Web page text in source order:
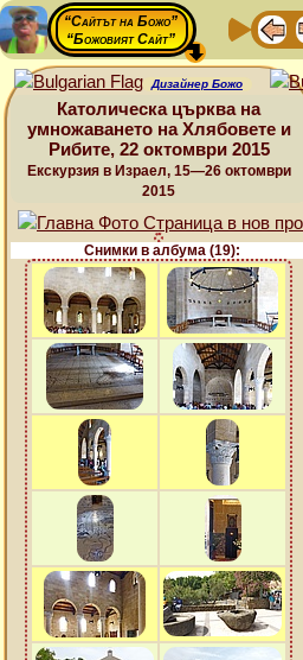
“Сайтът на Божо”
“Божовият Сайт”
Дизайнер Божо
Католическа църква на
умножаването на Хлябовете и
Рибите, 22 октомври 2015
Екскурзия в Израел, 15—26 октомври
2015
Снимки в албума (19):